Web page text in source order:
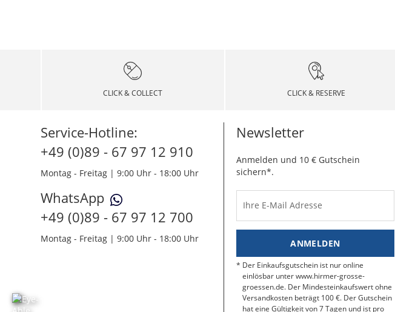
CLICK & COLLECT CLICK & RESERVE
Service-Hotline:
+49 (0)89 - 67 97 12 910
Montag - Freitag | 9:00 Uhr - 18:00 Uhr
WhatsApp
+49 (0)89 - 67 97 12 700
Montag - Freitag | 9:00 Uhr - 18:00 Uhr
Newsletter
Anmelden und 10 € Gutschein
sichern*.
Ihre E-Mail Adresse
ANMELDEN
Der Einkaufsgutschein ist nur online
einlösbar unter www.hirmer-grosse-
groessen.de. Der Mindesteinkaufswert ohne
Versandkosten beträgt 100 €. Der Gutschein
hat eine Gültigkeit von 7 Tagen und ist pro